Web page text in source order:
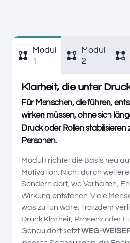
Modul
1
Modul
2
Klarheit, die unter
Für Menschen, die führen,
wirken müssen, ohne sich
Druck oder Rollen stabilisieren
Personen.
Modul I richtet die Basis neu
Motivation. Nicht durch weitere
Sondern dort, wo Verhalten,
Wirkung entstehen. Viele
was zu tun wäre. Trotzdem
Druck Klarheit, Präsenz oder
Genau dort setztWEG-